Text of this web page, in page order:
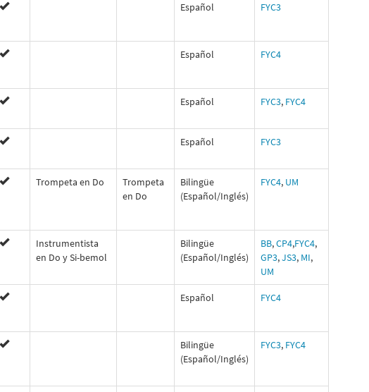
Español FYC3
Español FYC4
Español FYC3, FYC4
Español FYC3
Trompeta en Do
Trompeta
en Do
Bilingüe
(Español/Inglés)
FYC4, UM
Instrumentista
en Do y Si-bemol
Bilingüe
(Español/Inglés)
BB,CP4,FYC4,
GP3,JS3, MI,
UM
Español FYC4
Bilingüe
(Español/Inglés)
FYC3, FYC4